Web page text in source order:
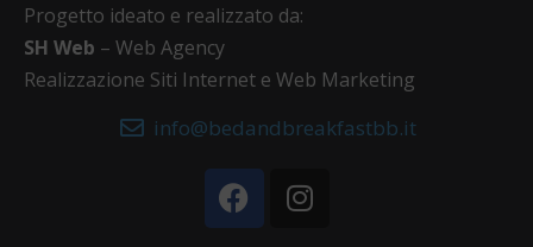
Progetto ideato e realizzato da:
SH Web – Web Agency
Realizzazione Siti Internet e Web Marketing
info@bedandbreakfastbb.it